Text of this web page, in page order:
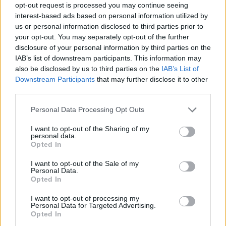
opt-out request is processed you may continue seeing
interest-based ads based on personal information utilized by
us or personal information disclosed to third parties prior to
your opt-out. You may separately opt-out of the further
disclosure of your personal information by third parties on the
IAB’s list of downstream participants. This information may
also be disclosed by us to third parties on the IAB’s List of
Downstream Participants that may further disclose it to other
Personal Data Processing Opt Outs
I want to opt-out of the Sharing of my
personal data.
Opted In
I want to opt-out of the Sale of my
Personal Data.
Opted In
I want to opt-out of processing my
Personal Data for Targeted Advertising.
Opted In
A vitatott kérdésre végül minden tanuló automatikusan
megkapta a maximális pontszámot.
PÉNZCENTRUM| 2026. január 13. 22:05
Pedagógus bértábla 2026: ennyit számít a
pedagógus béremelés 2026-ban, hogyan alakul a tanári
fizetés 2026 évében? Mit kell tudni a tanárbérek,
PÉNZCENTRUM | 2025. december 15. 09:55
Kiüresedett a pedagógus‑előmenetel: jobban
Mindössze 884 forint választja el a gyakornokok és a tíz
éve pályán lévő pedagógusok bérét – az előmeneteli